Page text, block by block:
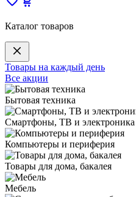
Каталог товаров
Товары на каждый день
Все акции
Бытовая техника
Смартфоны, ТВ и электроника
Компьютеры и периферия
Товары для дома, бакалея
Мебель